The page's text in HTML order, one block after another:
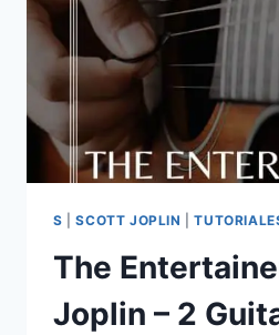
2
ESTRELLAS
S |SCOTT JOPLIN |
The
Joplin – 2